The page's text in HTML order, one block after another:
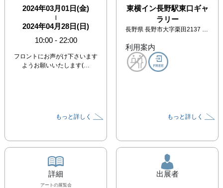
2024年03月01日(金)
|
2024年04月28日(日)
10:00- 22:00
フロントにお声がけ下さいます
ようお願いいたします(…
もっと詳しく
東横イン長野駅東口ギャ
ラリー
長野県 長野市大字栗田2137 東横インホテル14階
利用案内
もっと詳しく
詳細
アート の展覧会
出展者